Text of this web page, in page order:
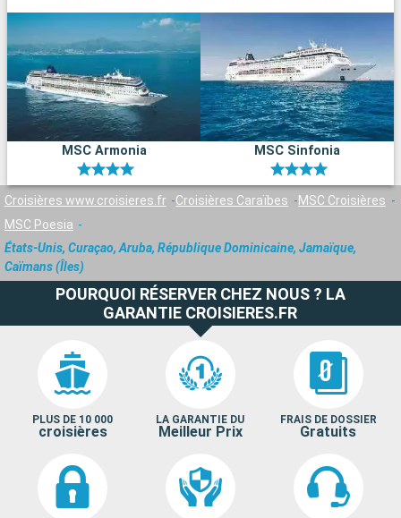
MSC Armonia MSC Sinfonia
Croisières www.croisieres.fr Croisières Caraïbes
MSC Croisières
MSC Poesia
États-Unis, Curaçao, Aruba, République Dominicaine, Jamaïque,
Caïmans (Îles)
POURQUOI RÉSERVER CHEZ NOUS ? LA
GARANTIE CROISIERES.FR
PLUS DE 10 000
croisières
LA GARANTIE DU
Meilleur Prix
FRAIS DE DOSSIER
Gratuits